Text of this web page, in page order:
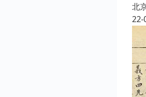
北
22-